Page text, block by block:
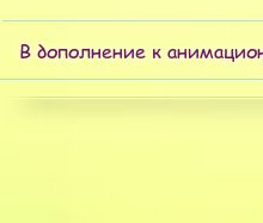
В дополнение к